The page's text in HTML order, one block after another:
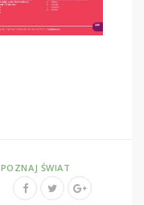
POZNAJ ŚWIAT